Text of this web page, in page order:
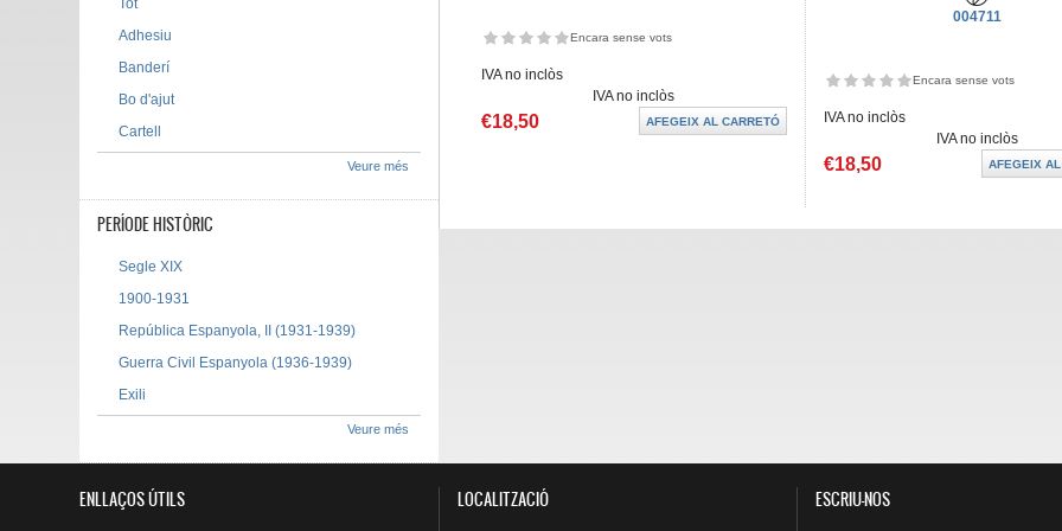
Encara sense vots
IVA no inclòs
IVA no inclòs
€18,50
004711
Encara sense vots
IVA no inclòs
IVA no inclòs
€18,50
Tot
Adhesiu
Banderí
Bo d'ajut
Cartell
Veure més
PERÍODE HISTÒRIC
Segle XIX
1900-1931
República Espanyola, II (1931-1939)
Guerra Civil Espanyola (1936-1939)
Exili
Veure més
ENLLAÇOS ÚTILS LOCALITZACIÓ ESCRIU-NOS